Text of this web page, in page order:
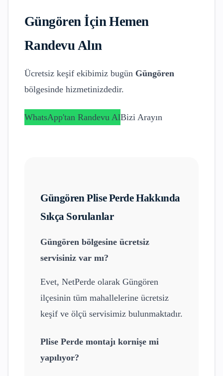
Güngörenİçin Hemen
Randevu Alın
Ücretsiz keşif ekibimiz bugün Güngören
bölgesinde hizmetinizdedir.
WhatsApp'tan Randevu AlBizi Arayın
GüngörenPlise PerdeHakkında
Sıkça Sorulanlar
Güngören bölgesine ücretsiz
servisiniz var mı?
Evet, NetPerde olarak Güngören
ilçesinin tüm mahallelerine ücretsiz
keşif ve ölçü servisimiz bulunmaktadır.
Plise Perde montajı kornişe mi
yapılıyor?